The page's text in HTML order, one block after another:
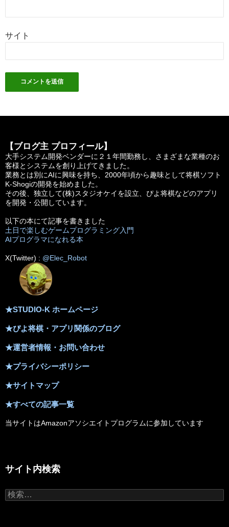
サイト
【ブログ主 プロフィール】
大手システム開発ベンダーに２１年間勤務し、さまざまな業種のお
客様とシステムを創り上げてきました。
業務とは別にAIに興味を持ち、2000年頃から趣味として将棋ソフト
K-Shogiの開発を始めました。
その後、独立して(株)スタジオケイを設立、ぴよ将棋などのアプリ
を開発・公開しています。
以下の本にて記事を書きました
土日で楽しむゲームプログラミング入門
AIプログラマになれる本
X(Twitter) : @Elec_Robot
★STUDIO-K ホームページ
★ぴよ将棋・アプリ関係のブログ
★運営者情報・お問い合わせ
★プライバシーポリシー
★サイトマップ
★すべての記事一覧
当サイトはAmazonアソシエイトプログラムに参加しています
サイト内検索
検
索: